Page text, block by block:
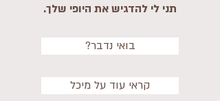
תני לי להדגיש את היופי שלך.
?בואי נדבר
קראי עוד על מיכל